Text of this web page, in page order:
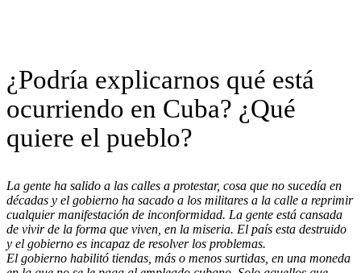
¿Podría explicarnos qué está
ocurriendo en Cuba? ¿Qué
quiere el pueblo?
La gente ha salido a las calles a protestar, cosa que no sucedía en
décadas y el gobierno ha sacado a los militares a la calle a reprimir
cualquier manifestación de inconformidad. La gente está cansada
de vivir de la forma que viven, en la miseria. El país esta destruido
y el gobierno es incapaz de resolver los problemas.
El gobierno habilitó tiendas, más o menos surtidas, en una moneda